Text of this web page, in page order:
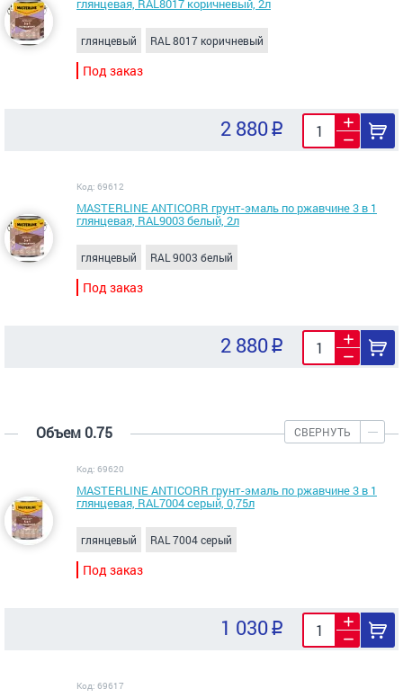
глянцевая, RAL8017 коричневый, 2л
глянцевый RAL 8017 коричневый
Под заказ
2 880
Код: 69612
MASTERLINE ANTICORR грунт-эмаль по ржавчине 3 в 1
глянцевая, RAL9003 белый, 2л
глянцевый RAL 9003 белый
Под заказ
2 880
Объем 0.75 СВЕРНУТЬ
Код: 69620
MASTERLINE ANTICORR грунт-эмаль по ржавчине 3 в 1
глянцевая, RAL7004 серый, 0,75л
глянцевый RAL 7004 серый
Под заказ
1 030
Код: 69617